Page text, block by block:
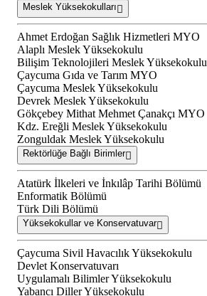
Meslek Yüksekokulları
Ahmet Erdoğan Sağlık Hizmetleri MYO
Alaplı Meslek Yüksekokulu
Bilişim Teknolojileri Meslek Yüksekokulu
Çaycuma Gıda ve Tarım MYO
Çaycuma Meslek Yüksekokulu
Devrek Meslek Yüksekokulu
Gökçebey Mithat Mehmet Çanakçı MYO
Kdz. Ereğli Meslek Yüksekokulu
Zonguldak Meslek Yüksekokulu
Rektörlüğe Bağlı Birimler
Atatürk İlkeleri ve İnkılâp Tarihi Bölümü
Enformatik Bölümü
Türk Dili Bölümü
Yüksekokullar ve Konservatuvar
Çaycuma Sivil Havacılık Yüksekokulu
Devlet Konservatuvarı
Uygulamalı Bilimler Yüksekokulu
Yabancı Diller Yüksekokulu